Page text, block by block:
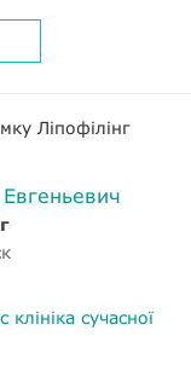
Ліпофілінг
клініка сучасної